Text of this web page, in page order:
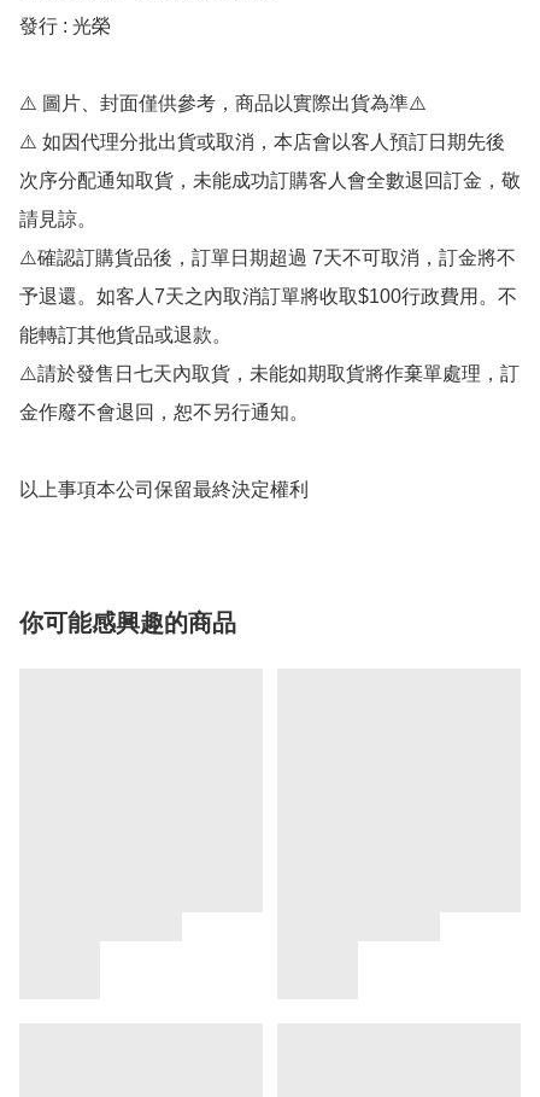
發行 : 光榮
⚠️ 圖片、封面僅供參考，商品以實際出貨為準⚠️
⚠️ 如因代理分批出貨或取消，本店會以客人預訂日期先後
次序分配通知取貨，未能成功訂購客人會全數退回訂金，敬
請見諒。
⚠️確認訂購貨品後，訂單日期超過 7天不可取消，訂金將不
予退還。如客人7天之內取消訂單將收取$100行政費用。不
能轉訂其他貨品或退款。
⚠️請於發售日七天內取貨，未能如期取貨將作棄單處理，訂
金作廢不會退回，恕不另行通知。
你可能感興趣的商品